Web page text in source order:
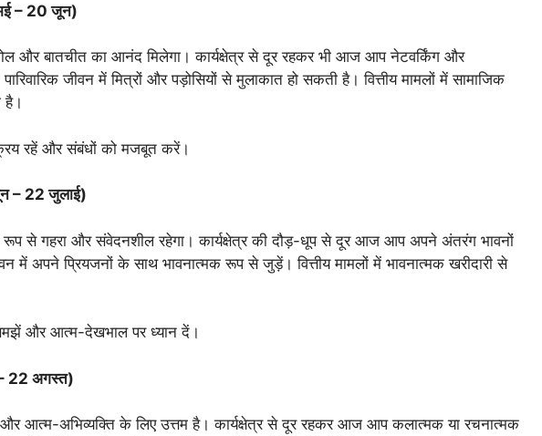
– 20 जून)
और बातचीत का आनंद मिलेगा। कार्यक्षेत्र से दूर रहकर भी आज आप नेटवर्किंग और
जीवन में मित्रों और पड़ोसियों से मुलाकात हो सकती है। वित्तीय मामलों में सामाजिक
है।
रहें और संबंधों को मजबूत करें।
– 22 जुलाई)
से गहरा और संवेदनशील रहेगा। कार्यक्षेत्र की दौड़-धूप से दूर आज आप अपने अंतरंग भावनों
में अपने प्रियजनों के साथ भावनात्मक रूप से जुड़ें। वित्तीय मामलों में भावनात्मक खरीदारी से
और आत्म-देखभाल पर ध्यान दें।
22 अगस्त)
आत्म-अभिव्यक्ति के लिए उत्तम है। कार्यक्षेत्र से दूर रहकर आज आप कलात्मक या रचनात्मक